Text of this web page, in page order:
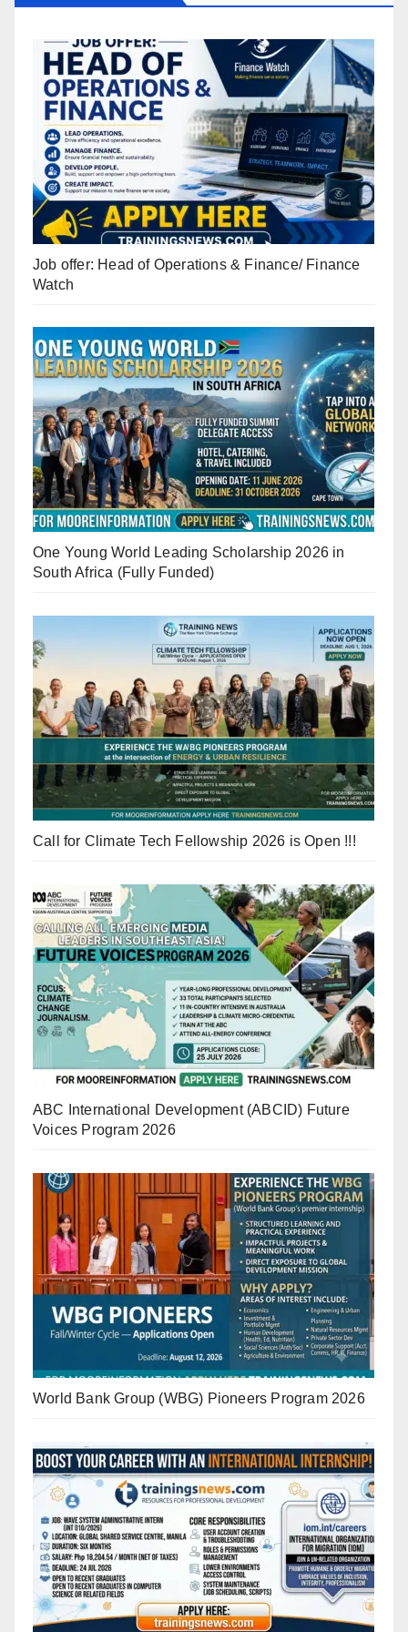
Job offer: Head of Operations & Finance/ Finance
Watch
One Young World Leading Scholarship 2026 in
South Africa (Fully Funded)
Call for Climate Tech Fellowship 2026 is Open !!!
ABC International Development (ABCID) Future
Voices Program 2026
World Bank Group (WBG) Pioneers Program 2026